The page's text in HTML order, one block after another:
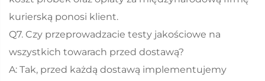
kurierską ponosi klient.
Q7. Czy przeprowadzacie testy jakościowe na
wszystkich towarach przed dostawą?
A: Tak, przed każdą dostawą implementujemy